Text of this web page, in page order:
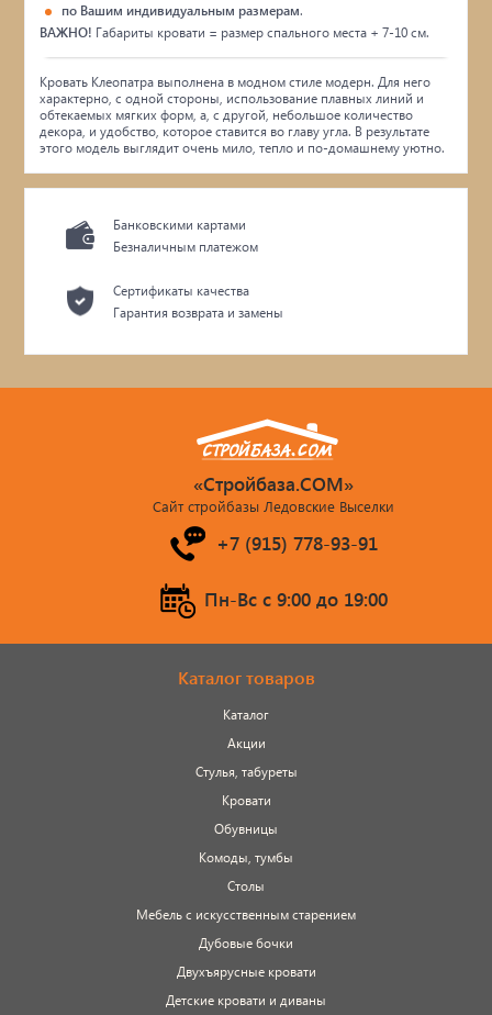
по Вашим индивидуальным размерам.
ВАЖНО! Габариты кровати = размер спального места + 7-10 см.
Кровать Клеопатра выполнена в модном стиле модерн. Для него
характерно, с одной стороны, использование плавных линий и
обтекаемых мягких форм, а, с другой, небольшое количество
декора, и удобство, которое ставится во главу угла. В результате
этого модель выглядит очень мило, тепло и по-домашнему уютно.
Банковскими картами
Безналичным платежом
Сертификаты качества
Гарантия возврата и замены
«Стройбаза.COM»
Сайт стройбазы Ледовские Выселки
+7 (915) 778-93-91
Пн-Вс c 9:00 до 19:00
Каталог товаров
Каталог
Акции
Стулья, табуреты
Кровати
Обувницы
Комоды, тумбы
Столы
Мебель с искусственным старением
Дубовые бочки
Двухъярусные кровати
Детские кровати и диваны